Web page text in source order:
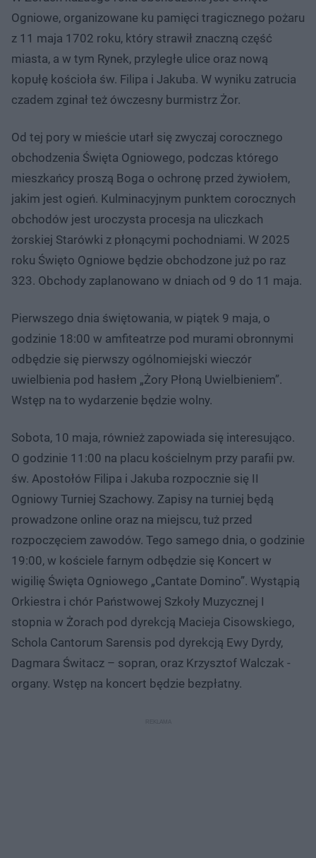
Ogniowe, organizowane ku pamięci tragicznego pożaru
z 11 maja 1702 roku, który strawił znaczną część
miasta, a w tym Rynek, przyległe ulice oraz nową
kopułę kościoła św. Filipa i Jakuba. W wyniku zatrucia
czadem zginał też ówczesny burmistrz Żor.
Od tej pory w mieście utarł się zwyczaj corocznego
obchodzenia Święta Ogniowego, podczas którego
mieszkańcy proszą Boga o ochronę przed żywiołem,
jakim jest ogień. Kulminacyjnym punktem corocznych
obchodów jest uroczysta procesja na uliczkach
żorskiej Starówki z płonącymi pochodniami. W 2025
roku Święto Ogniowe będzie obchodzone już po raz
323. Obchody zaplanowano w dniach od 9 do 11 maja.
Pierwszego dnia świętowania, w piątek 9 maja, o
godzinie 18:00 w amfiteatrze pod murami obronnymi
odbędzie się pierwszy ogólnomiejski wieczór
uwielbienia pod hasłem „Żory Płoną Uwielbieniem”.
Wstęp na to wydarzenie będzie wolny.
Sobota, 10 maja, również zapowiada się interesująco.
O godzinie 11:00 na placu kościelnym przy parafii pw.
św. Apostołów Filipa i Jakuba rozpocznie się II
Ogniowy Turniej Szachowy. Zapisy na turniej będą
prowadzone online oraz na miejscu, tuż przed
rozpoczęciem zawodów. Tego samego dnia, o godzinie
19:00, w kościele farnym odbędzie się Koncert w
wigilię Święta Ogniowego „Cantate Domino”. Wystąpią
Orkiestra i chór Państwowej Szkoły Muzycznej I
stopnia w Żorach pod dyrekcją Macieja Cisowskiego,
Schola Cantorum Sarensis pod dyrekcją Ewy Dyrdy,
Dagmara Świtacz – sopran, oraz Krzysztof Walczak -
organy. Wstęp na koncert będzie bezpłatny.